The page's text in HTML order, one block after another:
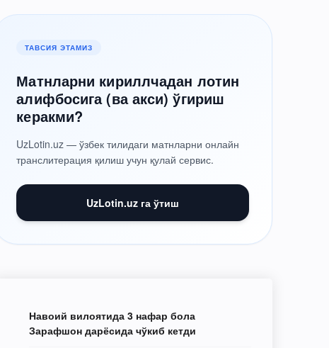
ТАВСИЯ ЭТАМИЗ
Матнларни кириллчадан лотин
алифбосига (ва акси) ўгириш
керакми?
UzLotin.uz — ўзбек тилидаги матнларни онлайн
транслитерация қилиш учун қулай сервис.
UzLotin.uz га ўтиш
Навоий вилоятида 3 нафар бола
Зарафшон дарёсида чўкиб кетди